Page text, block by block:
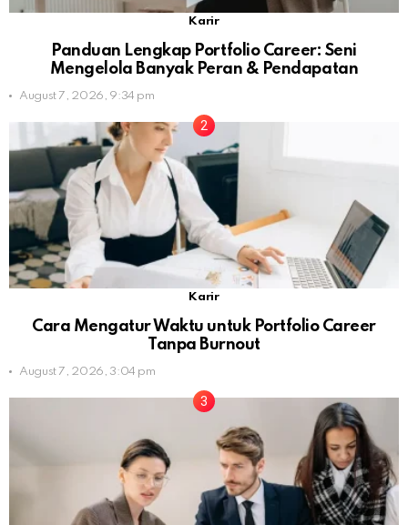
Karir
Panduan Lengkap Portfolio Career: Seni
Mengelola Banyak Peran & Pendapatan
August 7, 2026, 9:34 pm
Karir
Cara Mengatur Waktu untuk Portfolio Career
Tanpa Burnout
August 7, 2026, 3:04 pm